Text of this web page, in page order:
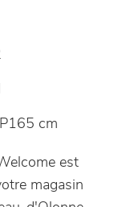
cm
est
magasin